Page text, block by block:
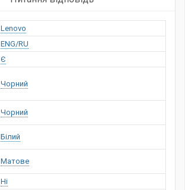
Lenovo
ENG/RU
Є
Чорний
Чорний
Білий
Матове
Ні